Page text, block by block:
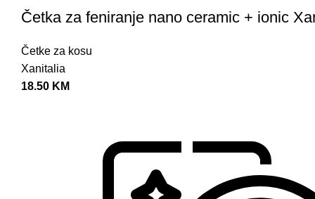
Četka za feniranje nano ceramic + ionic
Četke za kosu
Xanitalia
18.50 KM